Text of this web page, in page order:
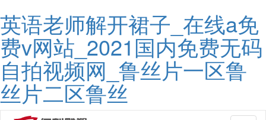
英语老师解开裙子_在线a免
费v网站_2021国内免费无码
自拍视频网_鲁丝片一区鲁
丝片二区鲁丝